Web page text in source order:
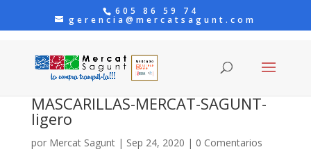
605 86 59 74
gerencia@mercatsagunt.com
MASCARILLAS-MERCAT-SAGUNT-
ligero
por Mercat Sagunt| Sep 24, 2020 | 0 Comentarios